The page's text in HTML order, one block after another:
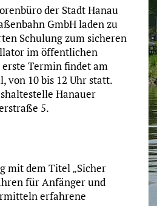
der Stadt Hanau
GmbH laden zu
Schulung zum sicheren
im öffentlichen
Termin findet am
von 10 bis 12 Uhr statt.
Hanauer
5.
mit dem Titel „Sicher
für Anfänger und
erfahrene